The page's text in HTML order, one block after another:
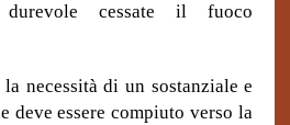
cessate il fuoco
necessità di un sostanziale e
deve essere compiuto verso la